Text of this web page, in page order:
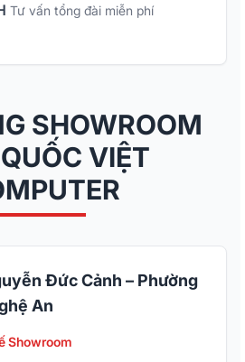
Tư vấn tổng đài miễn phí
SHOWROOM
VIỆT
Đức Cảnh – Phường
An
Showroom